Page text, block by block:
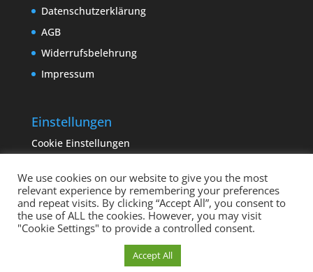
Datenschutzerklärung
AGB
Widerrufsbelehrung
Impressum
Einstellungen
Cookie Einstellungen
Copyright sempervivum.info 2023 | Designed by
binderland.de| Supported by
We use cookies on our website to give you the most
relevant experience by remembering your preferences
and repeat visits. By clicking “Accept All”, you consent to
the use of ALL the cookies. However, you may visit
"Cookie Settings" to provide a controlled consent.
Accept All